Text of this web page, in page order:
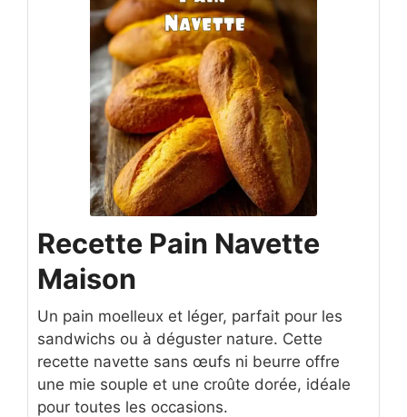
Recette Pain Navette
Maison
Un pain moelleux et léger, parfait pour les
sandwichs ou à déguster nature. Cette
recette navette sans œufs ni beurre offre
une mie souple et une croûte dorée, idéale
pour toutes les occasions.